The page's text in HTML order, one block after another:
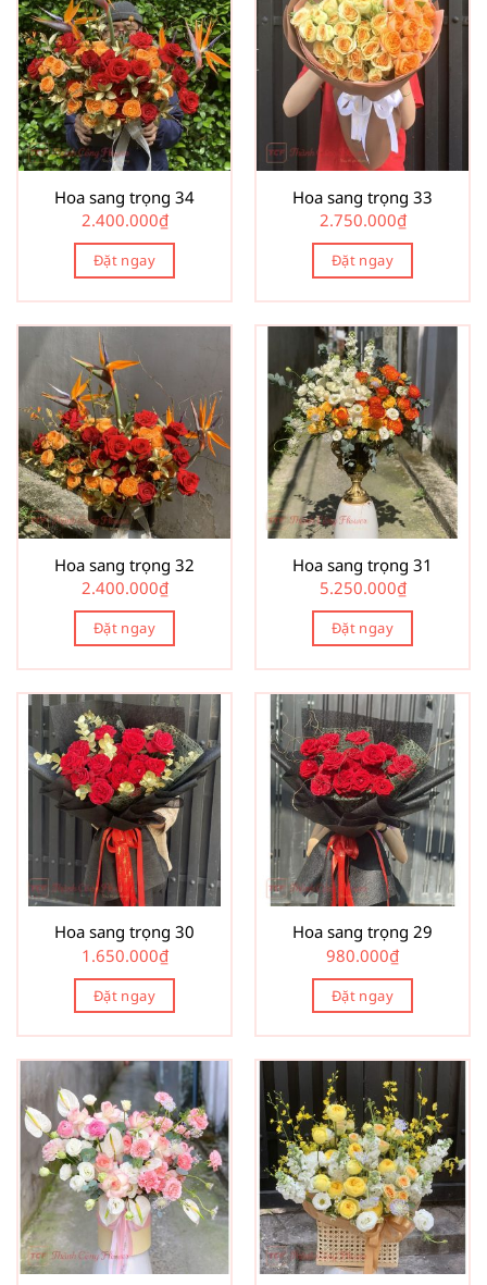
Hoa sang trọng 34
2.400.000₫
Đặt ngay
Hoa sang trọng 33
2.750.000₫
Đặt ngay
Hoa sang trọng 32
2.400.000₫
Đặt ngay
Hoa sang trọng 31
5.250.000₫
Đặt ngay
Hoa sang trọng 30
1.650.000₫
Đặt ngay
Hoa sang trọng 29
980.000₫
Đặt ngay